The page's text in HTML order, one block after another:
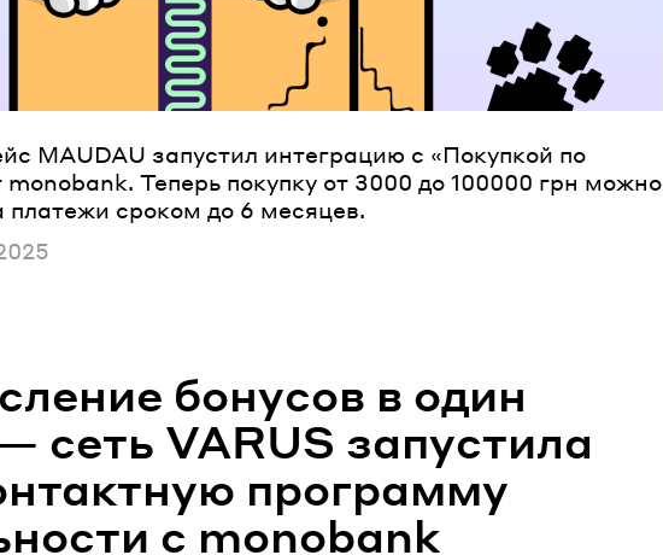
MAUDAU запустил интеграцию с «Покупкой по
monobank. Теперь покупку от 3000 до 100000 грн можно
платежи сроком до 6 месяцев.
бонусов в один
сеть VARUS запустила
программу
с monobank